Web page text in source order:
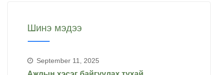
Шинэ мэдээ
September 11, 2025